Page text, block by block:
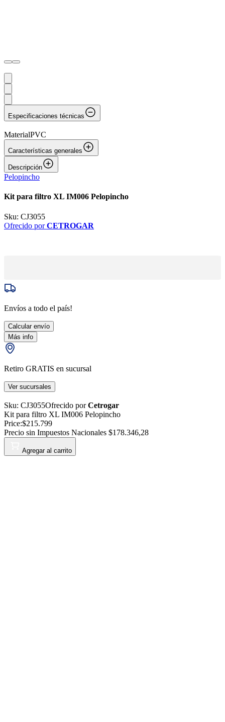
Especificaciones técnicas
MaterialPVC
Características generales
Descripción
Pelopincho
Kit para filtro XL IM006 Pelopincho
Sku: CJ3055
Ofrecido porCETROGAR
Envíos a todo el país!
Calcular envío
Más info
Retiro GRATIS en sucursal
Ver sucursales
Sku: CJ3055Ofrecido porCetrogar
Kit para filtro XL IM006 Pelopincho
Price:$215.799
Precio sin Impuestos Nacionales $178.346,28
Agregar al carrito